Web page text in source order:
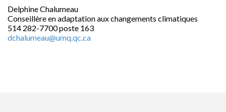
Delphine Chalumeau
Conseillère en adaptation aux changements climatiques
514 282-7700 poste 163
dchalumeau@umq.qc.ca